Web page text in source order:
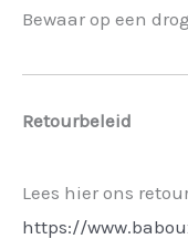
Bewaar op een
Retourbeleid
Lees hier ons
https://